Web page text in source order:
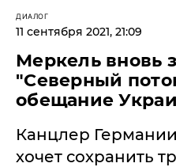
ДИАЛОГ
11 сентября 2021, 21:09
Меркель вновь
"Северный
обещание
Канцлер
хочет сохранить